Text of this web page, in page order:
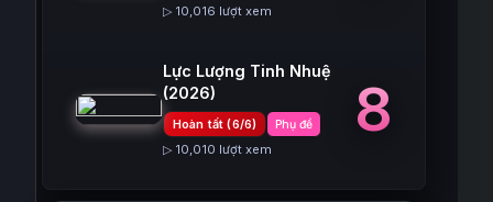
▷ 10,016 lượt xem
Lực Lượng Tinh Nhuệ
(2026)
Hoàn tất (6/6) Phụ đề
▷ 10,010 lượt xem
8